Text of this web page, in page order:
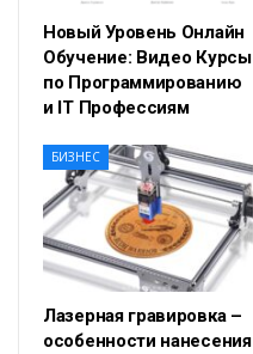
Новый Уровень Онлайн
Обучение: Видео Курсы
по Программированию
и IT Профессиям
БИЗНЕС
Лазерная гравировка –
особенности нанесения